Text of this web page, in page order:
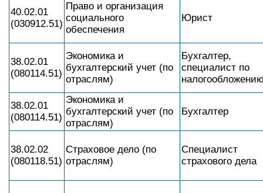
40.02.01
(030912.51)
Право и организация
социального
обеспечения
Юрист
38.02.01
(080114.51)
Экономика и
бухгалтерский учет (по
отраслям)
Бухгалтер,
специалист по
38.02.01
(080114.51)
Экономика и
бухгалтерский учет (по
отраслям)
Бухгалтер
38.02.02
(080118.51)
Страховое дело (по
отраслям)
Специалист
страхового дела